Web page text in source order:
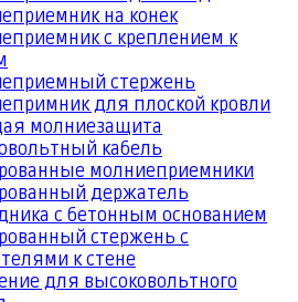
на конек
с креплением к
стержень
для плоской кровли
молниезащита
кабель
молниеприемники
держатель
с бетонным основанием
стержень с
к стене
для высоковольтного